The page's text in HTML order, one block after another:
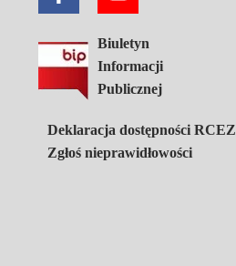
Biuletyn
Informacji
Publicznej
Deklaracja dostępności RCEZ
Zgłoś nieprawidłowości